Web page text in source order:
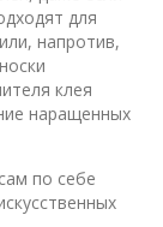
для
напротив,
клея
наращенных
по себе